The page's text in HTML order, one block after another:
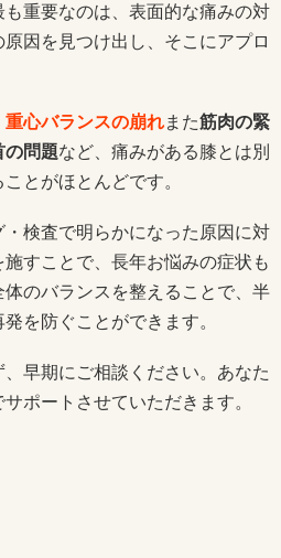
重要なのは、表面的な痛みの対
因を見つけ出し、そこにアプロ
心バランスの崩れまた筋肉の緊
の問題など、痛みがある膝とは別
とがほとんどです。
検査で明らかになった原因に対
すことで、長年お悩みの症状も
のバランスを整えることで、半
を防ぐことができます。
早期にご相談ください。あなた
ポートさせていただきます。